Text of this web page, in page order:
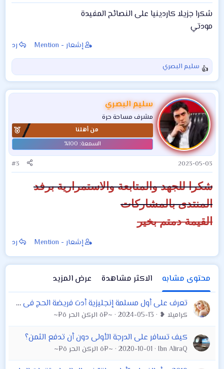
شكرا جزيلا كاردينيا على النصائح المفيدة
مودتي
إشعار - Mention رد
ا
ل
ت
ف
ا
ع
ل
ا
ت
:
سليم البصري
سليم البصري
مشرف مساحة حرة
من أهلنا
2023-05-03
#3
شكرا للجهد والمتابعة والاستمرارية برفد
المنتدى بالمشاركات
القيمة دمتم بخير
إشعار - Mention رد
محتوى مشابه الاكثر مشاهدة
عرض المزيد
تعرف على أول مسلمة إنجليزية أدت فريضة الحج فى وثيقة تاريخية
كراميلا ❥ 2024-05-13 ~¤ô الركن الحر ô¤~
كيف تسافر على الدرجة الأولى دون أن تدفع الثمن؟
Ibn AliraQ
2020-10-01 ~¤ô الركن الحر ô¤~